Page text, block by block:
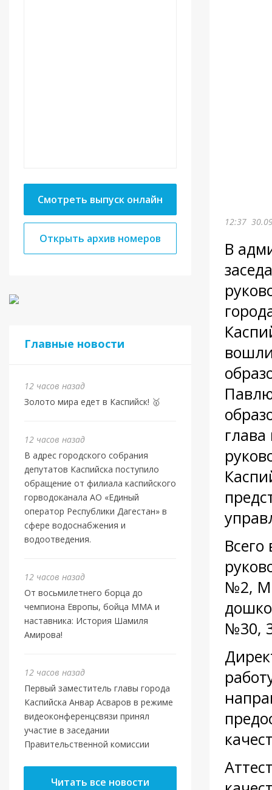
Смотреть выпуск онлайн
Открыть архив номеров
Главные новости
12 часов назад
Золото мира едет в Каспийск! 🥇
12 часов назад
В адрес городского собрания
депутатов Каспийска поступило
обращение от филиала каспийского
горводоканала АО «Единый
оператор Республики Дагестан» в
сфере водоснабжения и
водоотведения.
12 часов назад
От восьмилетнего борца до
чемпиона Европы, бойца ММА и
наставника: История Шамиля
Амирова!
12 часов назад
Первый заместитель главы города
Каспийска Анвар Асваров в режиме
видеоконференцсвязи принял
участие в заседании
Правительственной комиссии
Читать все новости
12:37
В
№2,
№30,